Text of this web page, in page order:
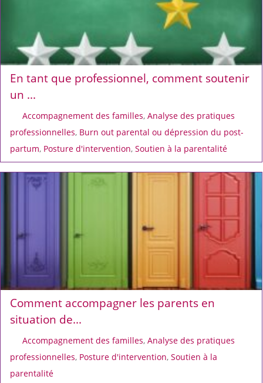
En tant que professionnel, comment soutenir
un ...
Accompagnement des familles, Analyse des pratiques
professionnelles, Burn out parental ou dépression du post-
partum, Posture d'intervention, Soutien à la parentalité
Comment accompagner les parents en
situation de...
Accompagnement des familles, Analyse des pratiques
professionnelles, Posture d'intervention, Soutien à la
parentalité